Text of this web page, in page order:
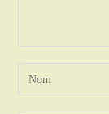
Enter